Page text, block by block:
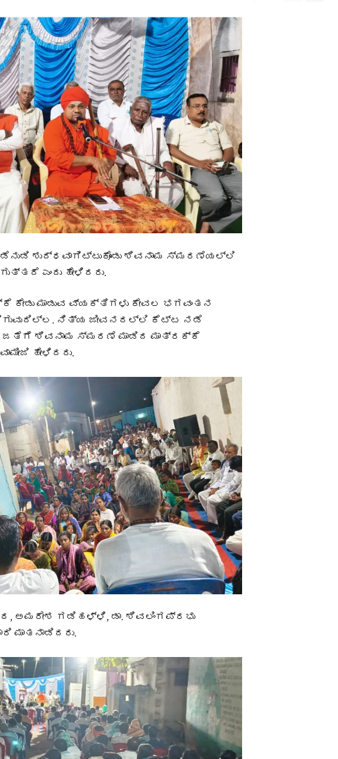
ಶುದ್ಧವಾಗಿಟ್ಟುಕೊಂಡು ಶಿವನಾಮ ಸ್ಮರಣೆಯಲ್ಲಿ
ಎಂದು ಹೇಳಿದರು.
ಮಾಡುವ ವ್ಯಕ್ತಿಗಳು ಕೇವಲ ಭಗವಂತನ
ನಿತ್ಯ ಜೀವನದಲ್ಲಿ ಕೆಟ್ಟ ನಡೆ
ಜತೆಗೆ ಶಿವನಾಮ ಸ್ಮರಣೆ ಮಾಡಿದ ಮಾತ್ರಕ್ಕೆ
ಹೇಳಿದರು.
ಅಮರೇಶ ಗಡಿಹಳ್ಳಿ, ಡಾ. ಶಿವಲಿಂಗಪ್ರಭು
ಮಾತನಾಡಿದರು.